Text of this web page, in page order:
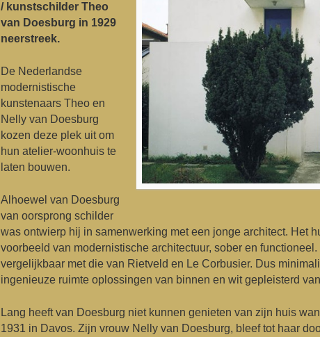
/ kunstschilder Theo
van Doesburg in 1929
neerstreek.
De Nederlandse
modernistische
kunstenaars Theo en
Nelly van Doesburg
kozen deze plek uit om
hun atelier-woonhuis te
laten bouwen.
Alhoewel van Doesburg
van oorsprong schilder
was ontwierp hij in samenwerking met een jonge architect. Het
voorbeeld van modernistische architectuur, sober en
vergelijkbaar met die van Rietveld en Le Corbusier. Dus
ingenieuze ruimte oplossingen van binnen en wit gepleisterd
Lang heeft van Doesburg niet kunnen genieten van zijn huis
1931 in Davos. Zijn vrouw Nelly van Doesburg, bleef tot haar